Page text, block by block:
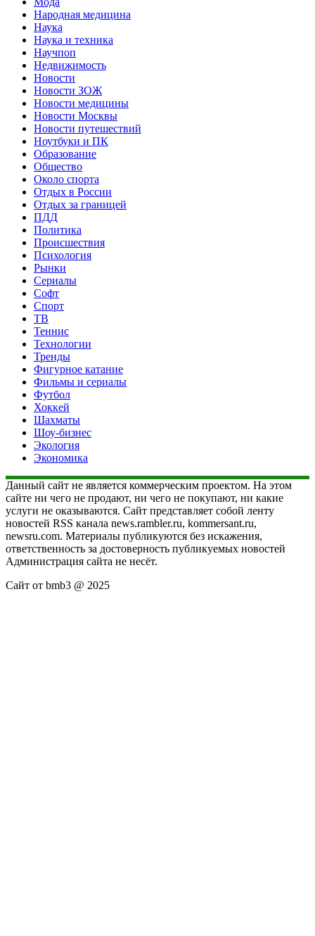
Народная медицина
Наука
Наука и техника
Научпоп
Недвижимость
Новости
Новости ЗОЖ
Новости медицины
Новости Москвы
Новости путешествий
Ноутбуки и ПК
Образование
Общество
Около спорта
Отдых в России
Отдых за границей
ПДД
Политика
Происшествия
Психология
Рынки
Сериалы
Софт
Спорт
ТВ
Теннис
Технологии
Тренды
Фигурное катание
Фильмы и сериалы
Футбол
Хоккей
Шахматы
Шоу-бизнес
Экология
Экономика
Данный сайт не является коммерческим проектом. На этом
сайте ни чего не продают, ни чего не покупают, ни какие
услуги не оказываются. Сайт представляет собой ленту
новостей RSS канала news.rambler.ru, kommersant.ru,
newsru.com. Материалы публикуются без искажения,
ответственность за достоверность публикуемых новостей
Администрация сайта не несёт.
Сайт от bmb3 @ 2025